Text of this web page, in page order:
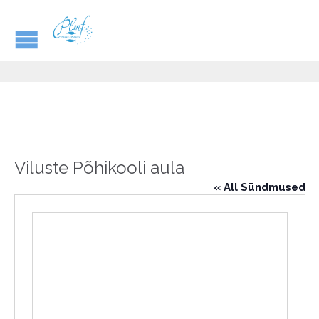
Viluste Põhikooli aula
« All Sündmused